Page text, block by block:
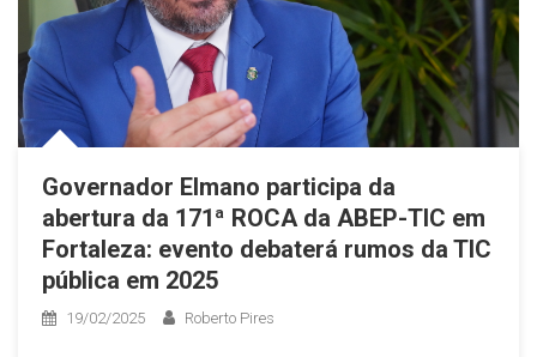
Governador Elmano participa da
abertura da 171ª ROCA da ABEP-TIC em
Fortaleza: evento debaterá rumos da TIC
pública em 2025
19/02/2025 Roberto Pires